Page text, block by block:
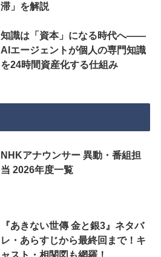
滞」を解説
知識は「資本」になる時代へ——
AIエージェントが個人の専門知識
を24時間資産化する仕組み
NHKアナウンサー 異動・番組担
当 2026年度一覧
『あきない世傳 金と銀3』ネタバ
レ・あらすじから最終回まで！キ
ャスト・相関図も網羅！